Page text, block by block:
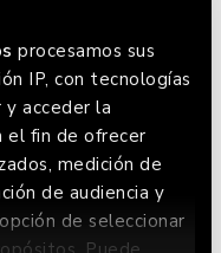
procesamos sus
IP, con tecnologías
y acceder la
el fin de ofrecer
medición de
de audiencia y
de seleccionar
a domingo:
chequea en
actualizado.